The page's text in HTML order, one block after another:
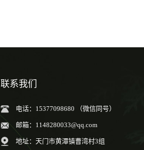
联系我们
电话：15377098680 （微信同号）
邮箱： 1148280033@qq.com
地址：天门市黄潭镇曹湾村3组